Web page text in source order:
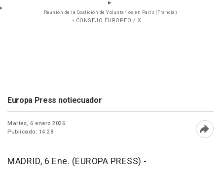
Reunión de la Coalición de Voluntarios en París (Francia)
- CONSEJO EUROPEO / X
Europa Press notiecuador
Martes, 6 enero 2026
Publicado: 14:28
MADRID, 6 Ene. (EUROPA PRESS) -